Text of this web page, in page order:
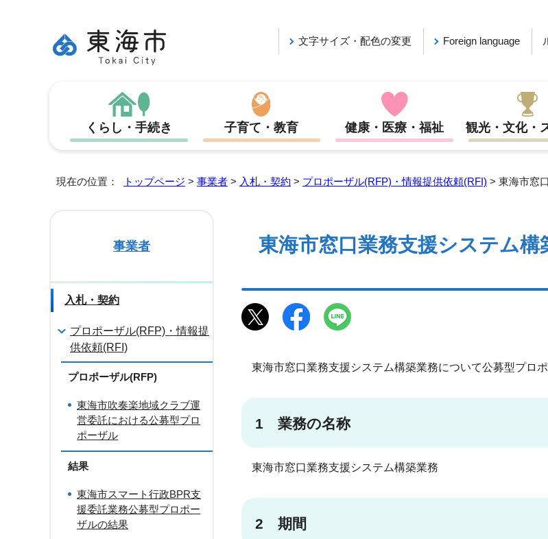
文字サイズ・配色の変更 Foreign language
くらし・手続き 子育て・教育 健康・医療・福祉 観光・文化・
現在の位置： トップページ > 事業者 > 入札・契約 > プロポーザル(RFP)・情報提供依頼(RFI) > 東海市窓
東海市窓口業務支援システム
東海市窓口業務支援システム構築業務について公募型プロ
1 業務の名称
東海市窓口業務支援システム構築業務
2 期間
事業者
入札・契約
プロポーザル(RFP)・情報提
供依頼(RFI)
プロポーザル(RFP)
東海市吹奏楽地域クラブ運
営委託における公募型プロ
ポーザル
結果
東海市スマート行政BPR支
援委託業務公募型プロポー
ザルの結果